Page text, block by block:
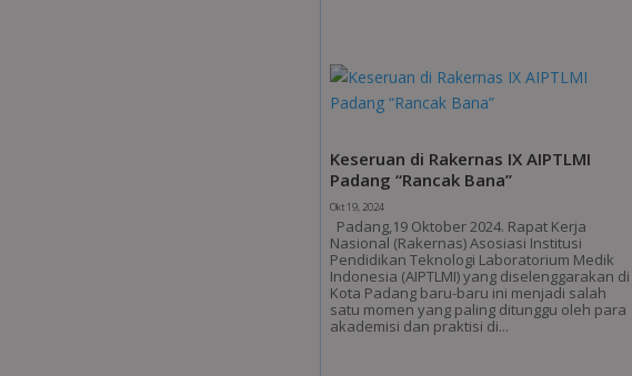
Keseruan di Rakernas IX AIPTLMI
Padang “Rancak Bana”
Okt 19, 2024
Padang,19 Oktober 2024. Rapat Kerja
Nasional (Rakernas) Asosiasi Institusi
Pendidikan Teknologi Laboratorium Medik
Indonesia (AIPTLMI) yang diselenggarakan di
Kota Padang baru-baru ini menjadi salah
satu momen yang paling ditunggu oleh para
akademisi dan praktisi di...